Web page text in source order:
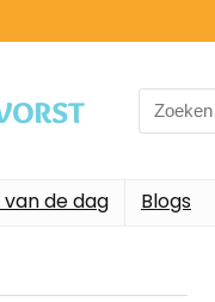
Search
for:
van de dag Blogs